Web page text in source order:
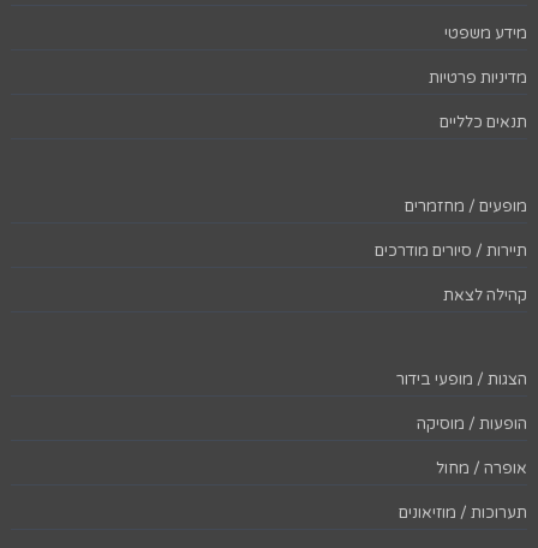
מידע משפטי
מדיניות פרטיות
תנאים כלליים
מופעים / מחזמרים
תיירות / סיורים מודרכים
קהילה לצאת
הצגות / מופעי בידור
הופעות / מוסיקה
אופרה / מחול
תערוכות / מוזיאונים